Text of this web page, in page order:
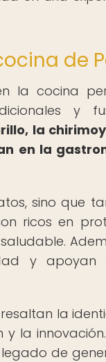
de
la cocina
y
la
en la
sino que
ricos en
y
la
la innovación.
de